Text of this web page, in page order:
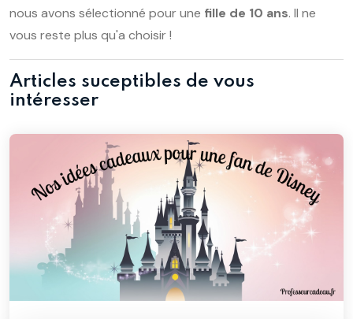
nous avons sélectionné pour une fille de 10 ans. Il ne
vous reste plus qu'a choisir !
Articles suceptibles de vous
intéresser